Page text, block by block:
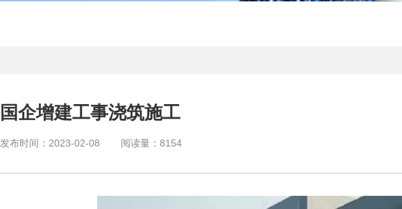
国企增建工事浇筑施工
发布时间： 2023-02-08 阅读量： 8154